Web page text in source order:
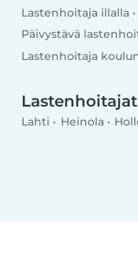
Lastenhoitaja illalla
Päivystävä
Lastenhoitaja
Lahti Heinola